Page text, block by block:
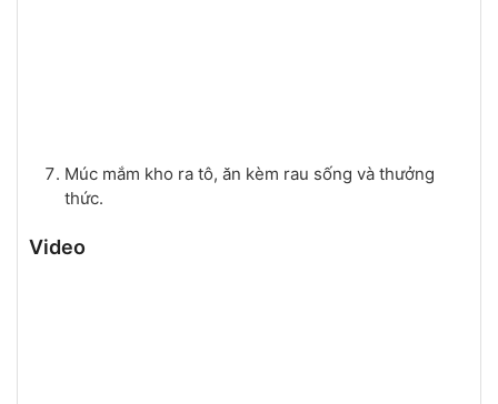
Múc mắm kho ra tô, ăn kèm rau sống và thưởng
thức.
Video